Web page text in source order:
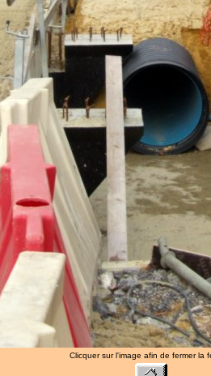
Clicquer sur l'image afin de fermer la